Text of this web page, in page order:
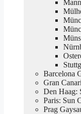
Barcelona
Gran
Den Haag:
Paris: Sun
Prag